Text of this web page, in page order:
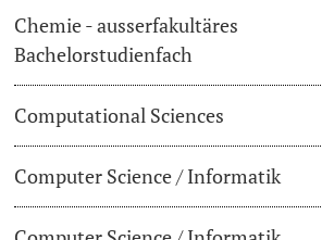
weitere Informationen
Dozierende
Belegen
Termine & Fristen
Dokumente und Verifikation
Chemie - ausserfakultäres
Bachelorstudienfach
Computational Sciences
Computer Science / Informatik